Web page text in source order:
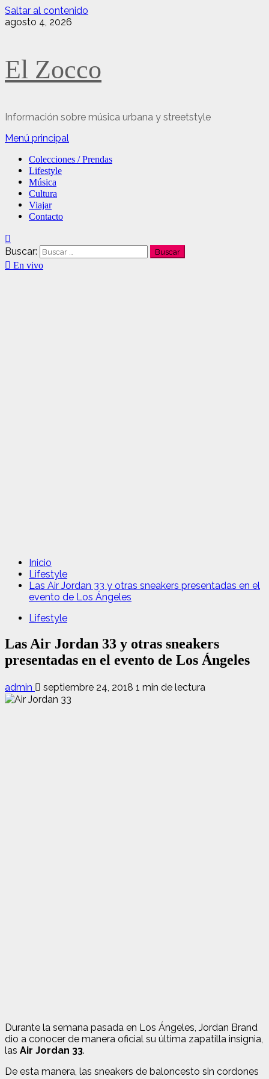
Saltar al contenido
agosto 4, 2026
El Zocco
Información sobre música urbana y streetstyle
Menú principal
Colecciones / Prendas
Lifestyle
Música
Cultura
Viajar
Contacto
Buscar:
En vivo
Inicio
Lifestyle
Las Air Jordan 33 y otras sneakers presentadas en el
evento de Los Ángeles
Lifestyle
Las Air Jordan 33 y otras sneakers
presentadas en el evento de Los Ángeles
admin septiembre 24, 2018 1 min de lectura
Durante la semana pasada en Los Ángeles, Jordan Brand
dio a conocer de manera oficial su última zapatilla insignia,
las Air Jordan 33.
De esta manera, las sneakers de baloncesto sin cordones